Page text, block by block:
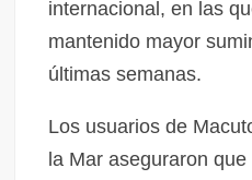
internacional, en las
mantenido mayor
últimas semanas.
Los usuarios de
la Mar aseguraron